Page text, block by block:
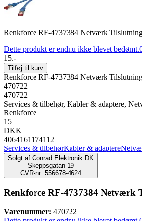
Renkforce RF-4737384 Netværk
Dette produkt er endnu ikke blevet bedømt.
15.-
Tilføj til kurv
Renkforce RF-4737384 Netværk
470722
470722
Services & tilbehør, Kabler & adaptere,
Renkforce
15
DKK
4064161174112
Services & tilbehørKabler & adaptere
Solgt af Conrad Elektronik DK
Skeppsgatan 19
CVR-nr: 556678-4624
Renkforce RF-4737384 Netværk
Varenummer: 470722